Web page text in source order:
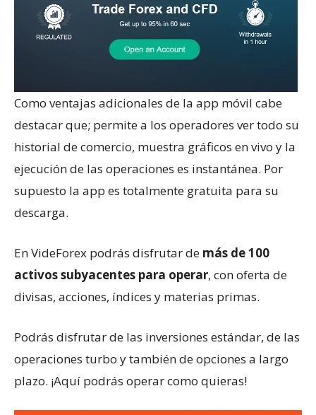
Como ventajas adicionales de la app móvil cabe
destacar que; permite a los operadores ver todo su
historial de comercio, muestra gráficos en vivo y la
ejecución de las operaciones es instantánea. Por
supuesto la app es totalmente gratuita para su
descarga.
En VideForex podrás disfrutar de más de 100
activos subyacentes para operar, con oferta de
divisas, acciones, índices y materias primas.
Podrás disfrutar de las inversiones estándar, de las
operaciones turbo y también de opciones a largo
plazo. ¡Aquí podrás operar como quieras!